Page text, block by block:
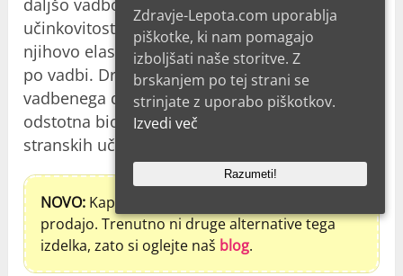
daljšo vadbo. Poleg tega Xynogen povečuje
učinkovitost vadbe, krepi mišice, ohranja
njihovo elastičnost in sposobnost okrevanja
po vadbi. Druga velika prednost tega
vadbenega dodatka je dejstvo, da njegova 100-
odstotna biološka sestava ne povzroča
stranskih učinkov in protislovij.
NOVO: Kapsule Xynogen niso več na voljo za
prodajo. Trenutno ni druge alternative tega
izdelka, zato si oglejte naš blog.
Zdravje-Lepota.com uporablja
piškotke, ki nam pomagajo
izboljšati naše storitve. Z
brskanjem po tej strani se
strinjate z uporabo piškotkov.
Izvedi več
Razumeti!